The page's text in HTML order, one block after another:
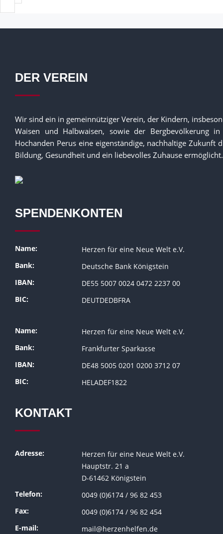
DER VEREIN
Wir sind ein in gemeinnütziger Verein, der Kindern,
Waisen und Halbwaisen, sowie der Bergbevölkerung
Hochanden Perus eine eigenständige, nachhaltige Zukunft
Bildung, Gesundheit und ein liebevolles Zuhause ermöglicht.
SPENDENKONTEN
Name:
Herzen für eine Neue Welt e.V.
Bank:
Deutsche Bank Königstein
IBAN:
DE55 5007 0024 0472 2237 00
BIC:
DEUTDEDBFRA
Name:
Herzen für eine Neue Welt e.V.
Bank:
Frankfurter Sparkasse
IBAN:
DE48 5005 0201 0200 3712 07
BIC:
HELADEF1822
KONTAKT
Adresse:
Herzen für eine Neue Welt e.V.
Hauptstr. 21 a
D-61462 Königstein
Telefon:
0049 (0)6174 / 96 82 453
Fax:
0049 (0)6174 / 96 82 454
E-mail:
mail@herzenhelfen.de